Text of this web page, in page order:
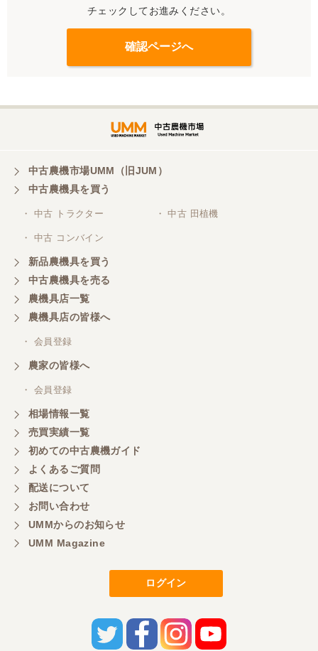
チェックしてお進みください。
中古農機市場UMM（旧JUM）
中古農機具を買う
・ 中古 トラクター ・ 中古 田植機
・ 中古 コンバイン
新品農機具を買う
中古農機具を売る
農機具店一覧
農機具店の皆様へ
・ 会員登録
農家の皆様へ
・ 会員登録
相場情報一覧
売買実績一覧
初めての中古農機ガイド
よくあるご質問
配送について
お問い合わせ
UMMからのお知らせ
UMM Magazine
ログイン